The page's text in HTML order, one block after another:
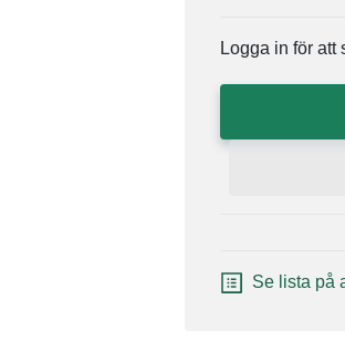
Logga in för att
Se lista på